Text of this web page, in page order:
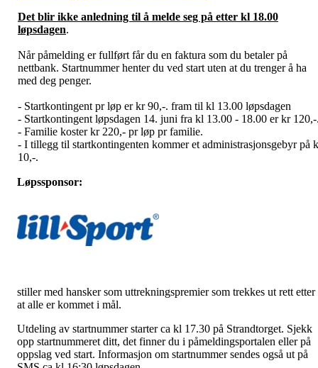
Det blir ikke anledning til å melde seg på etter kl 18.00
løpsdagen.
Når påmelding er fullført får du en faktura som du betaler på
nettbank. Startnummer henter du ved start uten at du trenger å ha
med deg penger.
- Startkontingent pr løp er kr 90,-. fram til kl 13.00 løpsdagen
- Startkontingent løpsdagen 14. juni fra kl 13.00 - 18.00 er kr
- Familie koster kr 220,- pr løp pr familie.
- I tillegg til startkontingenten kommer et administrasjonsgebyr på
10,-.
Løpssponsor:
stiller med hansker som uttrekningspremier som trekkes ut rett etter
at alle er kommet i mål.
Utdeling av startnummer starter ca kl 17.30 på Strandtorget. Sjekk
opp startnummeret ditt, det finner du i påmeldingsportalen eller på
oppslag ved start. Informasjon om startnummer sendes også ut på